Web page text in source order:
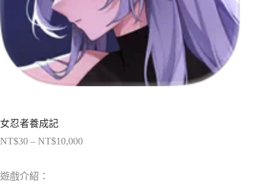
女忍者養成記
NT$30 – NT$10,000價
遊戲介紹：